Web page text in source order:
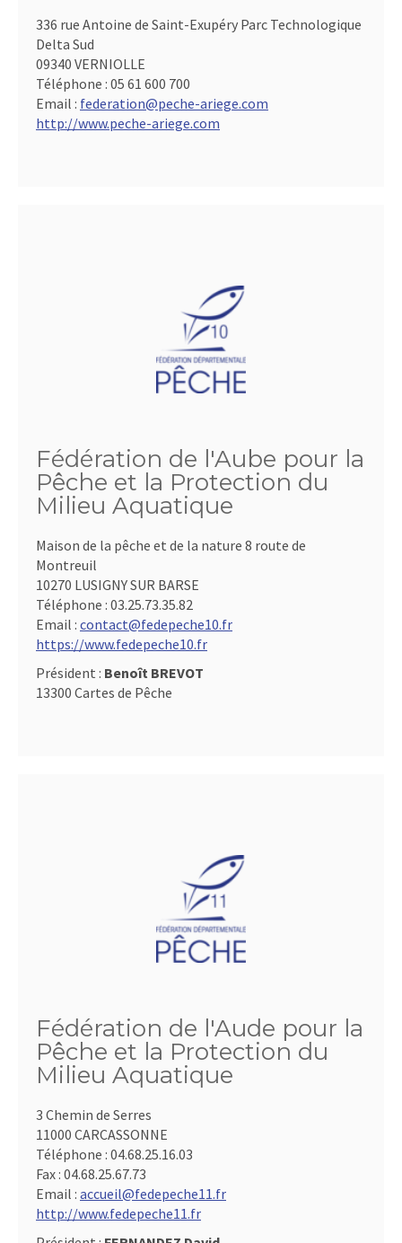
336 rue Antoine de Saint-Exupéry Parc Technologique
Delta Sud
09340 VERNIOLLE
Téléphone : 05 61 600 700
Email : federation@peche-ariege.com
http://www.peche-ariege.com
Fédération de l'Aube pour la
Pêche et la Protection du
Milieu Aquatique
Maison de la pêche et de la nature 8 route de
Montreuil
10270 LUSIGNY SUR BARSE
Téléphone : 03.25.73.35.82
Email : contact@fedepeche10.fr
https://www.fedepeche10.fr
Président : Benoît BREVOT
13300 Cartes de Pêche
Fédération de l'Aude pour la
Pêche et la Protection du
Milieu Aquatique
3 Chemin de Serres
11000 CARCASSONNE
Téléphone : 04.68.25.16.03
Fax : 04.68.25.67.73
Email : accueil@fedepeche11.fr
http://www.fedepeche11.fr